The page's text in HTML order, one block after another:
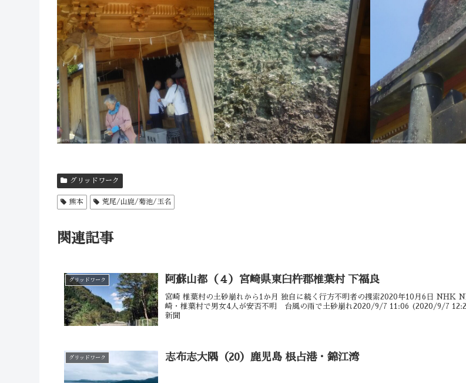
グリッドワーク
熊本 荒尾/山鹿/菊池/玉名
関連記事
グリッドワーク 阿蘇山都（４）宮崎県東臼杵郡椎葉村 下福良
宮崎 椎葉村の土砂崩れから1か月 独自に続く行方不明者の捜索2020年10月6日 NHK
崎・椎葉村で男女4人が安否不明 台風の雨で土砂崩れ2020/9/7 11:06 (2020/9/7
新聞
グリッドワーク 志布志大隅（20）鹿児島 根占港・錦江湾